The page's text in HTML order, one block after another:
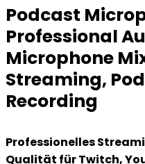
Podcast
Professional
Microphone
Streaming,
Recording
Professionelles
Qualität für Twitch,